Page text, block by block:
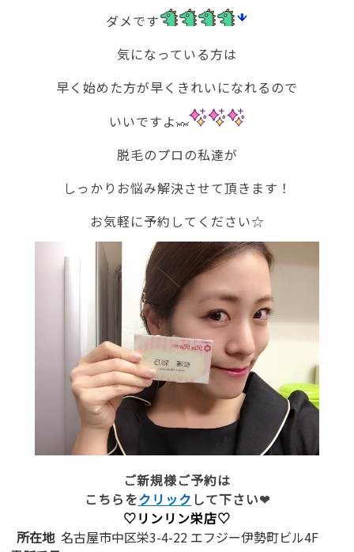
ダメです
気になっている方は
早く始めた方が早くきれいになれるので
いいですよ
脱毛のプロの私達が
しっかりお悩み解決させて頂きます！
お気軽に予約してください☆
ご新規様ご予約は
こちらをクリック して下さい❤
♡リンリン栄店♡
所在地 名古屋市中区栄3-4-22 エフジー伊勢町ビル4F